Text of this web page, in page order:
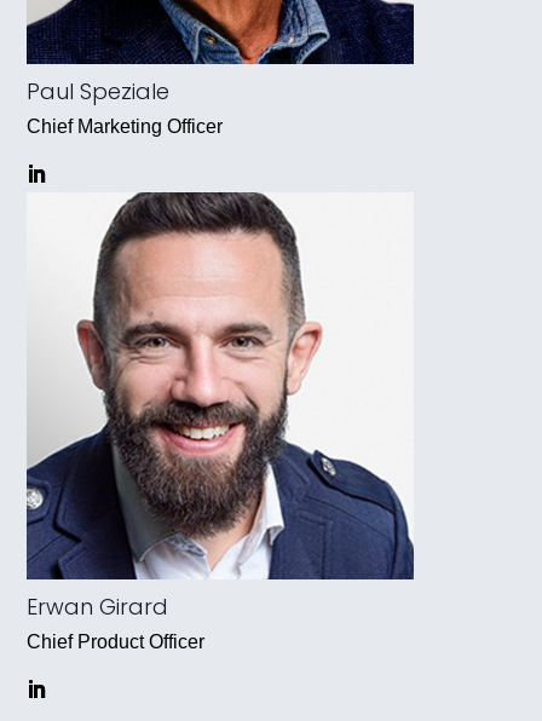
Paul Speziale
Chief Marketing Officer
Erwan Girard
Chief Product Officer